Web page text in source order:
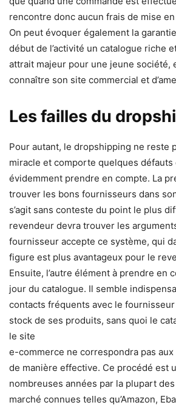
rencontre donc aucun frais de mise
On peut évoquer également la
début de l’activité un catalogue riche et
attrait majeur pour une jeune société,
connaître son site commercial et
Les failles du
Pour autant, le dropshipping ne reste
miracle et comporte quelques défauts
évidemment prendre en compte. La
trouver les bons fournisseurs dans
s’agit sans conteste du point le plus
revendeur devra trouver les
fournisseur accepte ce système, qui
figure est plus avantageux pour le
Ensuite, l’autre élément à prendre en
jour du catalogue. Il semble
contacts fréquents avec le
stock de ses produits, sans quoi le
le site
e-commerce ne correspondra pas
de manière effective. Ce procédé est
nombreuses années par la plupart
marché connues telles qu’Amazon,